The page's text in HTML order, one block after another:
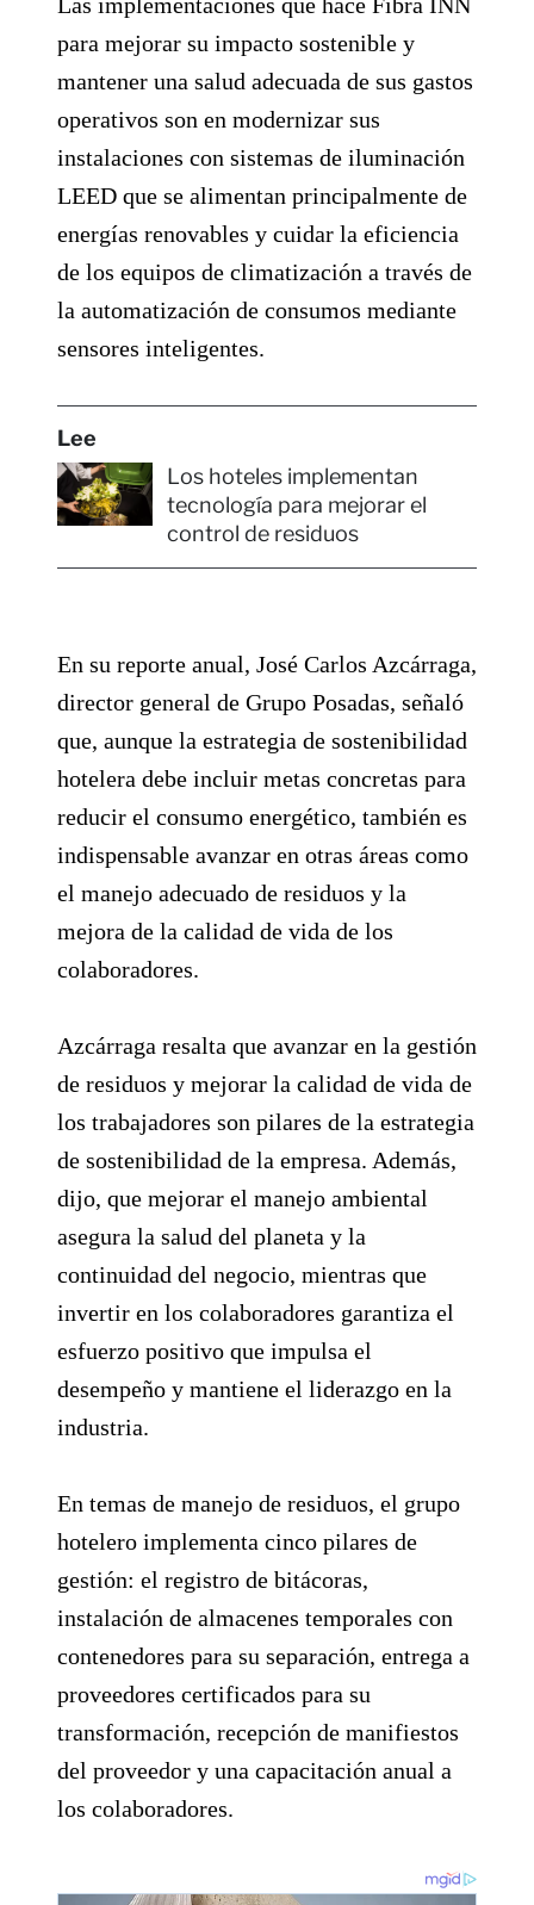
para mejorar su impacto sostenible y
mantener una salud adecuada de sus gastos
operativos son en modernizar sus
instalaciones con sistemas de iluminación
LEED que se alimentan principalmente de
energías renovables y cuidar la eficiencia
de los equipos de climatización a través de
la automatización de consumos mediante
sensores inteligentes.
Lee
Los hoteles implementan
tecnología para mejorar el
control de residuos
En su reporte anual, José Carlos Azcárraga,
director general de Grupo Posadas, señaló
que, aunque la estrategia de sostenibilidad
hotelera debe incluir metas concretas para
reducir el consumo energético, también es
indispensable avanzar en otras áreas como
el manejo adecuado de residuos y la
mejora de la calidad de vida de los
colaboradores.
Azcárraga resalta que avanzar en la gestión
de residuos y mejorar la calidad de vida de
los trabajadores son pilares de la estrategia
de sostenibilidad de la empresa. Además,
dijo, que mejorar el manejo ambiental
asegura la salud del planeta y la
continuidad del negocio, mientras que
invertir en los colaboradores garantiza el
esfuerzo positivo que impulsa el
desempeño y mantiene el liderazgo en la
industria.
En temas de manejo de residuos, el grupo
hotelero implementa cinco pilares de
gestión: el registro de bitácoras,
instalación de almacenes temporales con
contenedores para su separación, entrega a
proveedores certificados para su
transformación, recepción de manifiestos
del proveedor y una capacitación anual a
los colaboradores.